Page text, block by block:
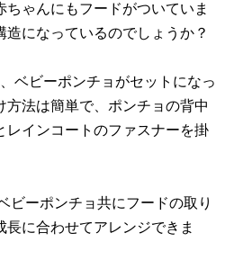
ちゃんにもフードがついていま
になっているのでしょうか？
ベビーポンチョがセットになっ
方法は簡単で、ポンチョの背中
レインコートのファスナーを掛
ビーポンチョ共にフードの取り
に合わせてアレンジできま